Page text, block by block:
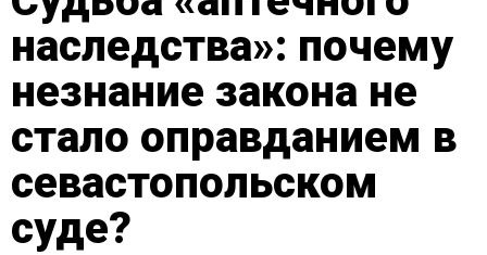
наследства»: почему
незнание закона не
стало оправданием в
севастопольском
суде?